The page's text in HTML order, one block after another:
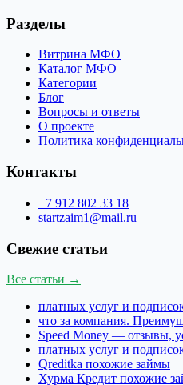
Разделы
Витрина МФО
Каталог МФО
Категории
Блог
Вопросы и ответы
О проекте
Политика
Контакты
+7 912 802 33 18
startzaim1@mail.ru
Свежие статьи
Все статьи →
платных услуг и
что за компания.
Speed Money — отзывы,
платных услуг и
Qreditka похожие займы
Хурма Кредит похожие